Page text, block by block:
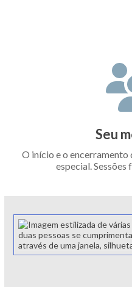
Seu
O início e o encerramento
especial. Sessões